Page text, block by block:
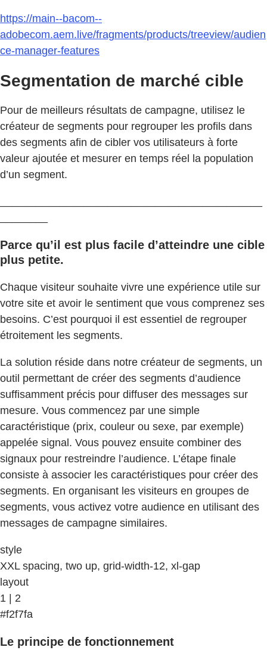
https://main--bacom--
adobecom.aem.live/fragments/products/treeview/audien
ce-manager-features
Segmentation de marché cible
Pour de meilleurs résultats de campagne, utilisez le
créateur de segments pour regrouper les profils dans
des segments afin de cibler vos utilisateurs à forte
valeur ajoutée et mesurer en temps réel la population
d’un segment.
Parce qu’il est plus facile d’atteindre une cible
plus petite.
Chaque visiteur souhaite vivre une expérience utile sur
votre site et avoir le sentiment que vous comprenez ses
besoins. C’est pourquoi il est essentiel de regrouper
étroitement les segments.
La solution réside dans notre créateur de segments, un
outil permettant de créer des segments d’audience
suffisamment précis pour diffuser des messages sur
mesure. Vous commencez par une simple
caractéristique (prix, couleur ou sexe, par exemple)
appelée signal. Vous pouvez ensuite combiner des
signaux pour restreindre l’audience. L’étape finale
consiste à associer les caractéristiques pour créer des
segments. En organisant les visiteurs en groupes de
segments, vous activez votre audience en utilisant des
messages de campagne similaires.
style
XXL spacing, two up, grid-width-12, xl-gap
layout
1 | 2
#f2f7fa
Le principe de fonctionnement